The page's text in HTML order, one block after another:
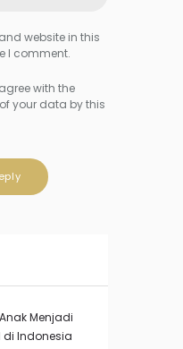
website in this
I comment.
with the
your data by this
Menjadi
di Indonesia